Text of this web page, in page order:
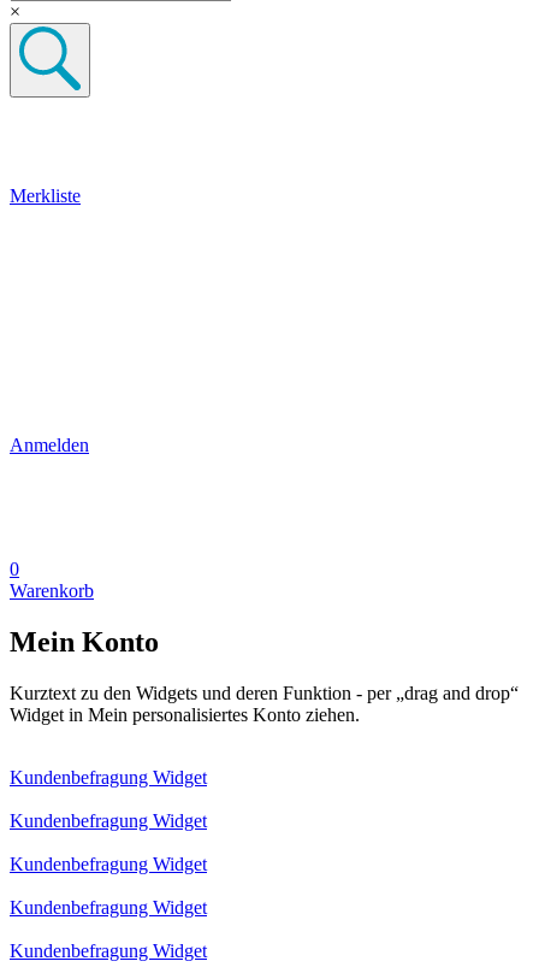
×
Merkliste
Anmelden
0
Warenkorb
Mein Konto
Kurztext zu den Widgets und deren Funktion - per „drag and drop“
Widget in Mein personalisiertes Konto ziehen.
Kundenbefragung Widget
Kundenbefragung Widget
Kundenbefragung Widget
Kundenbefragung Widget
Kundenbefragung Widget